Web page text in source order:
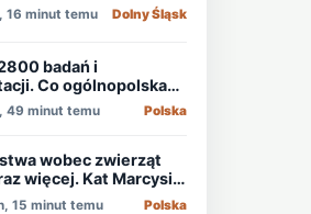
16 minut temu Dolny Śląsk
badań i
Co ogólnopolska
o zdrowiu
49 minut temu Polska
wobec zwierząt
więcej. Kat Marcysia
wyrok
15 minut temu Polska